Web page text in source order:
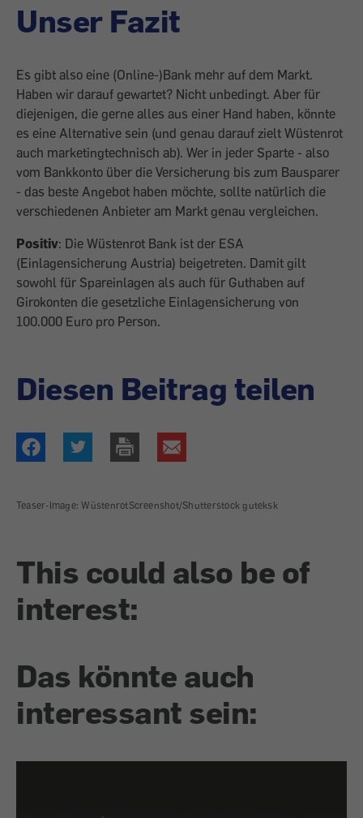
Unser Fazit
Es gibt also eine (Online-)Bank mehr auf dem Markt.
Haben wir darauf gewartet? Nicht unbedingt. Aber für
diejenigen, die gerne alles aus einer Hand haben, könnte
es eine Alternative sein (und genau darauf zielt Wüstenrot
auch marketingtechnisch ab). Wer in jeder Sparte - also
vom Bankkonto über die Versicherung bis zum Bausparer
- das beste Angebot haben möchte, sollte natürlich die
verschiedenen Anbieter am Markt genau vergleichen.
Positiv: Die Wüstenrot Bank ist der ESA
(Einlagensicherung Austria) beigetreten. Damit gilt
sowohl für Spareinlagen als auch für Guthaben auf
Girokonten die gesetzliche Einlagensicherung von
100.000 Euro pro Person.
Diesen Beitrag teilen
Teaser-Image: WüstenrotScreenshot/Shutterstock guteksk
This could also be of
interest:
Das könnte auch
interessant sein: